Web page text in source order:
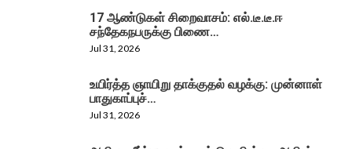
17 ஆண்டுகள் சிறைவாசம்: எல்.டீ.டீ.ஈ
சந்தேகநபருக்கு பிணை…
Jul 31, 2026
உயிர்த்த ஞாயிறு தாக்குதல் வழக்கு: முன்னாள்
பாதுகாப்புச்…
Jul 31, 2026